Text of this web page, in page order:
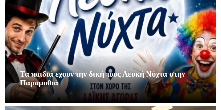
Τα παιδιά εχουν την δική τους Λευκή Νύχτα στην
Παραμυθιά